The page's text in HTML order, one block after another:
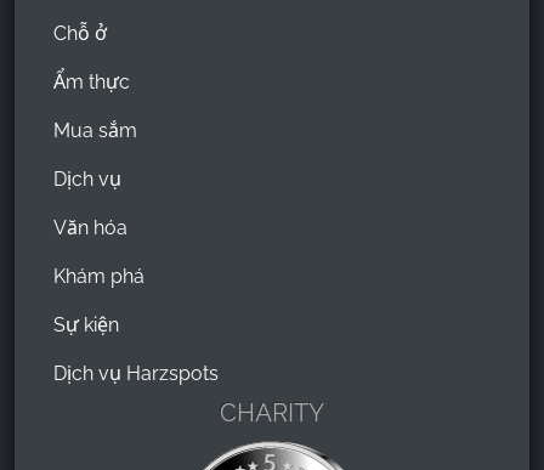
Chỗ ở
Ẩm thực
Mua sắm
Dịch vụ
Văn hóa
Khám phá
Sự kiện
Dịch vụ Harzspots
CHARITY